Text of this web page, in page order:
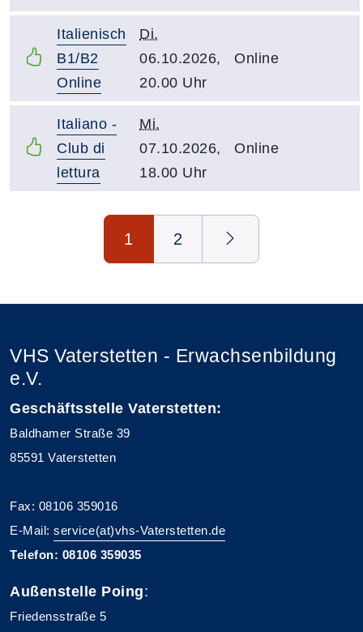
Italienisch
B1/B2
Online
Di.
06.10.2026,
20.00 Uhr
Online
Italiano -
Club di
lettura
Mi.
07.10.2026,
18.00 Uhr
Online
1 2
VHS Vaterstetten - Erwachsenbildung
e.V.
Geschäftsstelle Vaterstetten:
Baldhamer Straße 39
85591 Vaterstetten
Fax: 08106 359016
E-Mail: service(at)vhs-Vaterstetten.de
Telefon: 08106 359035
Außenstelle Poing:
Friedensstraße 5